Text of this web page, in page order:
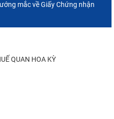
ngừ Việt Nam sang Canada
mắc về Giấy Chứng nhận
QUAN HOA KỲ